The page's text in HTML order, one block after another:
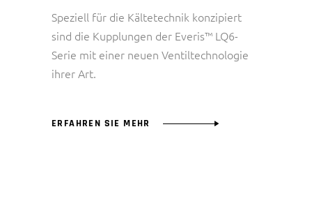
Speziell für die Kältetechnik konzipiert
sind die Kupplungen der Everis™ LQ6-
Serie mit einer neuen Ventiltechnologie
ihrer Art.
ERFAHREN SIE MEHR